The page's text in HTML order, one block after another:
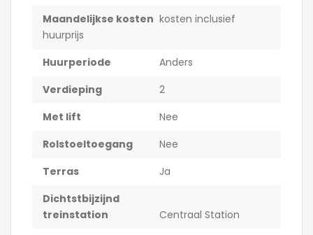
Maandelijkse kosten kosten inclusief
huurprijs
Huurperiode
Anders
Verdieping
2
Met lift
Nee
Rolstoeltoegang
Nee
Terras
Ja
Dichtstbijzijnd
treinstation
Centraal Station